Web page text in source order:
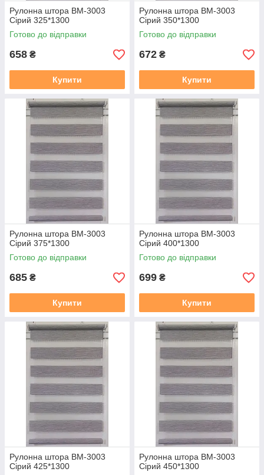
Рулонна штора ВМ-3003
Сірий 325*1300
Готово до відправки
658 ₴
Купити
Рулонна штора ВМ-3003
Сірий 350*1300
Готово до відправки
672 ₴
Купити
Рулонна штора ВМ-3003
Сірий 375*1300
Готово до відправки
685 ₴
Купити
Рулонна штора ВМ-3003
Сірий 400*1300
Готово до відправки
699 ₴
Купити
Рулонна штора ВМ-3003
Сірий 425*1300
Рулонна штора ВМ-3003
Сірий 450*1300